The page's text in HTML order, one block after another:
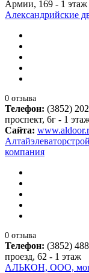
Армии, 169 - 1 этаж
Александрийские
0 отзыва
Телефон: (3852)
проспект, 6г - 1
Сайта:
компания
0 отзыва
Телефон: (3852)
проезд, 62 - 1 этаж
АЛЬКОН, ООО,